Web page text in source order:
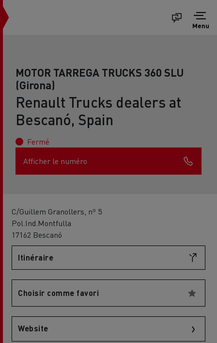
Menu
MOTOR TARREGA TRUCKS 360 SLU
(Girona)
Renault Trucks dealers at
Bescanó, Spain
Fermé
Afficher le numéro
C/Guillem Granollers, nº 5
Pol.Ind.Montfulla
17162 Bescanó
Itinéraire
Choisir comme favori
Website